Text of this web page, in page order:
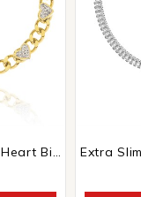
Altın Sarısı Renkli Heart Bileklik